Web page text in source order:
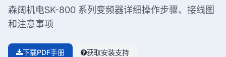
森阔机电SK-800 系列变频器详细操作步骤、接线图
和注意事项
下载PDF手册 获取安装支持